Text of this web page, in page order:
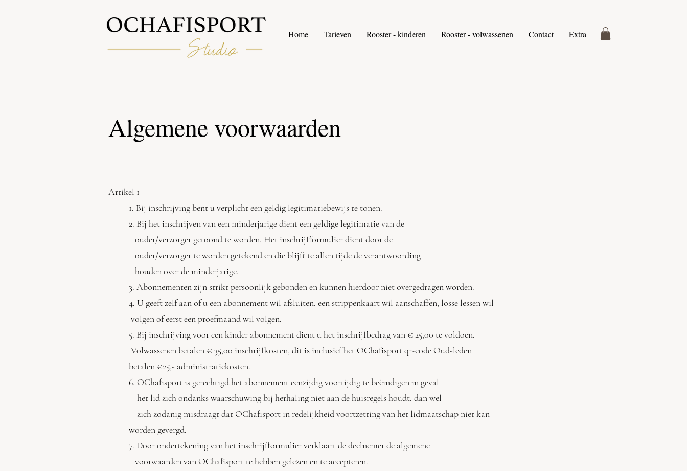
Home Tarieven Rooster - kinderen Rooster - volwassenen Contact Extra
Algemene voorwaarden
Artikel 1
1. Bij inschrijving bent u verplicht een geldig legitimatiebewijs te tonen.
2. Bij het inschrijven van een minderjarige dient een geldige legitimatie van de
ouder/verzorger getoond te worden. Het inschrijfformulier dient door de
ouder/verzorger te worden getekend en die blijft te allen tijde de verantwoording
houden over de minderjarige.
3. Abonnementen zijn strikt persoonlijk gebonden en kunnen hierdoor niet overgedragen worden.
4. U geeft zelf aan of u een abonnement wil afsluiten, een strippenkaart wil aanschaffen, losse lessen wil
volgen of eerst een proefmaand wil volgen.
5. Bij inschrijving voor een kinder abonnement dient u het inschrijfbedrag van € 25,00 te voldoen.
Volwassenen betalen € 35,00 inschrijfkosten, dit is inclusief het OChafisport qr-code Oud-leden
betalen €25,- administratiekosten.
6. OChafisport is gerechtigd het abonnement eenzijdig voortijdig te beëindigen in geval
het lid zich ondanks waarschuwing bij herhaling niet aan de huisregels houdt, dan wel
zich zodanig misdraagt dat OChafisport in redelijkheid voortzetting van het lidmaatschap niet kan
worden gevergd.
7. Door ondertekening van het inschrijfformulier verklaart de deelnemer de algemene
voorwaarden van OChafisport te hebben gelezen en te accepteren.